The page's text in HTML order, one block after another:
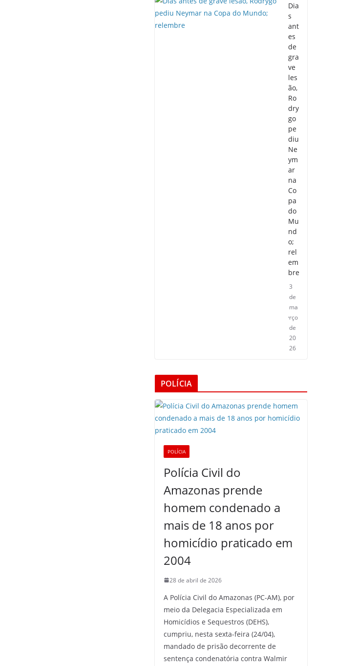
Dia
s
ant
es
de
gra
ve
les
ão,
Ro
dry
go
pe
diu
Ne
ym
ar
na
Co
pa
do
Mu
nd
o;
rel
em
bre
3
de
ma
rço
de
20
26
POLÍCIA
POLÍCIA
Polícia Civil do
Amazonas prende
homem condenado a
mais de 18 anos por
homicídio praticado em
2004
28 de abril de 2026
A Polícia Civil do Amazonas (PC-AM), por
meio da Delegacia Especializada em
Homicídios e Sequestros (DEHS),
cumpriu, nesta sexta-feira (24/04),
mandado de prisão decorrente de
sentença condenatória contra Walmir